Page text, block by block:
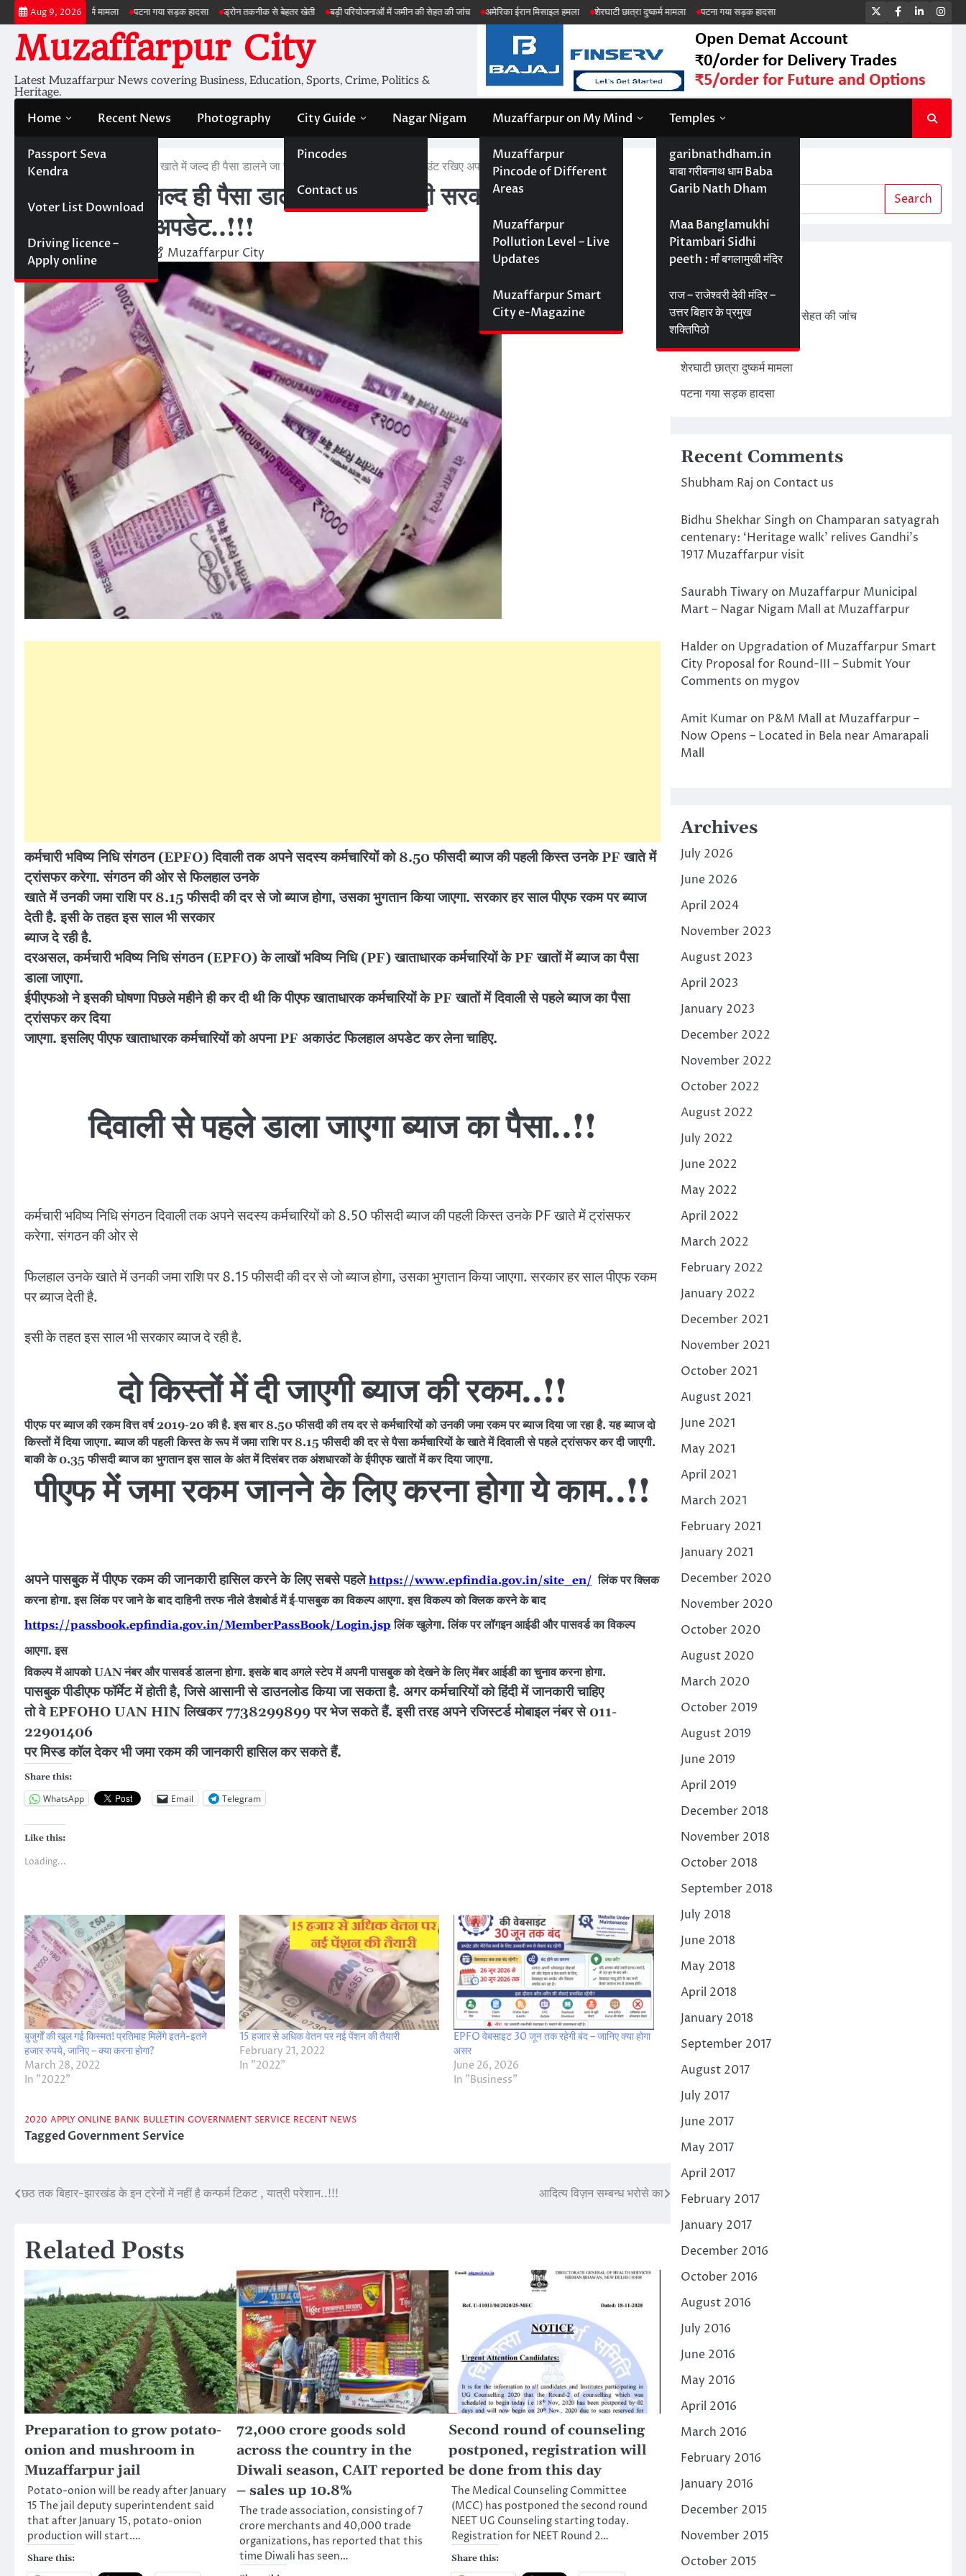
Skip
to
content
Aug 9, 2026
दुष्कर्म मामला पटना गया सड़क हादसा ड्रोन तकनीक से बेहतर खेती बड़ी परियोजनाओं में जमीन की सेहत की जांच अमेरिका ईरान मिसाइल हमला शेरघाटी छात्रा दुष्कर्म मामला पटना गया सड़क हादसा Twitter
Facebook
LinkedIn
Muzaffarpur City
Latest Muzaffarpur News covering Business, Education, Sports, Crime, Politics &
Heritage.
Home
Passport Seva
Kendra
Voter List Download
Driving licence –
Apply online
Recent News Photography City Guide
Pincodes
Contact us
Nagar Nigam Muzaffarpur on My Mind
Muzaffarpur
Pincode of Different
Areas
Muzaffarpur
Pollution Level – Live
Updates
Muzaffarpur Smart
City e-Magazine
Temples
garibnathdham.in
बाबा गरीबनाथ धाम Baba
Garib Nath Dham
Maa Banglamukhi
Pitambari Sidhi
peeth : माँ बगलामुखी मंदिर
राज – राजेश्वरी देवी मंदिर –
उत्तर बिहार के प्रमुख
शक्तिपिठो
Home आपके खाते में जल्द ही पैसा डालने जा रही है मोदी सरकार, अपना PF अकाउंट रखिए अपडेट..!!!
आपके खाते में जल्द ही पैसा डालने जा रही है मोदी सरकार, अपना PF
अकाउंट रखिए अपडेट..!!!
November 6, 2020 Muzaffarpur City
कर्मचारी भविष्य निधि संगठन (EPFO) दिवाली तक अपने सदस्य कर्मचारियों को 8.50 फीसदी ब्याज की पहली किस्त उनके PF खाते में
ट्रांसफर करेगा. संगठन की ओर से फिलहाल उनके
खाते में उनकी जमा राशि पर 8.15 फीसदी की दर से जो ब्याज होगा, उसका भुगतान किया जाएगा. सरकार हर साल पीएफ रकम पर ब्याज
देती है. इसी के तहत इस साल भी सरकार
ब्याज दे रही है.
दरअसल, कर्मचारी भविष्य निधि संगठन (EPFO) के लाखों भविष्य निधि (PF) खाताधारक कर्मचारियों के PF खातों में ब्याज का पैसा
डाला जाएगा.
ईपीएफओ ने इसकी घोषणा पिछले महीने ही कर दी थी कि पीएफ खाताधारक कर्मचारियों के PF खातों में दिवाली से पहले ब्याज का पैसा
ट्रांसफर कर दिया
जाएगा. इसलिए पीएफ खाताधारक कर्मचारियों को अपना PF अकाउंट फिलहाल अपडेट कर लेना चाहिए.
दिवाली से पहले डाला जाएगा ब्याज का पैसा..!!
कर्मचारी भविष्य निधि संगठन दिवाली तक अपने सदस्य कर्मचारियों को 8.50 फीसदी ब्याज की पहली किस्त उनके PF खाते में ट्रांसफर
करेगा. संगठन की ओर से
फिलहाल उनके खाते में उनकी जमा राशि पर 8.15 फीसदी की दर से जो ब्याज होगा, उसका भुगतान किया जाएगा. सरकार हर साल पीएफ रकम
पर ब्याज देती है.
इसी के तहत इस साल भी सरकार ब्याज दे रही है.
दो किस्तों में दी जाएगी ब्याज की रकम..!!
पीएफ पर ब्याज की रकम वित्त वर्ष 2019-20 की है. इस बार 8.50 फीसदी की तय दर से कर्मचारियों को उनकी जमा रकम पर ब्याज दिया जा रहा है. यह ब्याज दो
किस्तों में दिया जाएगा. ब्याज की पहली किस्त के रूप में जमा राशि पर 8.15 फीसदी की दर से पैसा कर्मचारियों के खाते में दिवाली से पहले ट्रांसफर कर दी जाएगी.
बाकी के 0.35 फीसदी ब्याज का भुगतान इस साल के अंत में दिसंबर तक अंशधारकों के ईपीएफ खातों में कर दिया जाएगा.
पीएफ में जमा रकम जानने के लिए करना होगा ये काम..!!
अपने पासबुक में पीएफ रकम की जानकारी हासिल करने के लिए सबसे पहलेhttps://www.epfindia.gov.in/site_en/ लिंक पर क्लिक
करना होगा. इस लिंक पर जाने के बाद दाहिनी तरफ नीले डैशबोर्ड में ई-पासबुक का विकल्प आएगा. इस विकल्प को क्‍लिक करने के बाद
https://passbook.epfindia.gov.in/MemberPassBook/Login.jsp लिंक खुलेगा. लिंक पर लॉगइन आईडी और पासवर्ड का विकल्प
आएगा. इस
विकल्प में आपको UAN नंबर और पासवर्ड डालना होगा. इसके बाद अगले स्‍टेप में अपनी पासबुक को देखने के लिए मेंबर आईडी का चुनाव करना होगा.
पासबुक पीडीएफ फॉर्मेट में होती है, जिसे आसानी से डाउनलोड किया जा सकता है. अगर कर्मचारियों को हिंदी में जानकारी चाहिए
तो वे EPFOHO UAN HIN लिखकर 7738299899 पर भेज सकते हैं. इसी तरह अपने रजिस्टर्ड मोबाइल नंबर से 011-
22901406
पर मिस्ड कॉल देकर भी जमा रकम की जानकारी हासिल कर सकते हैं.
Share this:
WhatsApp Email Telegram
Like this:
Loading...
बुजुर्गों की खुल गई किस्मत! प्रतिमाह मिलेंगे इतने-इतने
हजार रुपये, जानिए – क्या करना होगा?
March 28, 2022
In "2022"
15 हजार से अधिक वेतन पर नई पेंशन की तैयारी
February 21, 2022
In "2022"
EPFO वेबसाइट 30 जून तक रहेगी बंद – जानिए क्या होगा
असर
June 26, 2026
In "Business"
2020 APPLY ONLINE BANK BULLETIN GOVERNMENT SERVICE RECENT NEWS
TaggedGovernment Service
Post
छठ तक बिहार-झारखंड के इन ट्रेनों में नहीं है कन्फर्म टिकट , यात्री परेशान..!!! आदित्य विज़न सम्बन्ध भरोसे का
Related Posts
Preparation to grow potato-
onion and mushroom in
Muzaffarpur jail
Potato-onion will be ready after January
15 The jail deputy superintendent said
that after January 15, potato-onion
production will start.…
Share this:
72,000 crore goods sold
across the country in the
Diwali season, CAIT reported
– sales up 10.8%
The trade association, consisting of 7
crore merchants and 40,000 trade
organizations, has reported that this
time Diwali has seen…
Second round of counseling
postponed, registration will
be done from this day
The Medical Counseling Committee
(MCC) has postponed the second round
NEET UG Counseling starting today.
Registration for NEET Round 2…
Share this:
Search
Search
Recent Posts
ड्रोन तकनीक से बेहतर खेती
बड़ी परियोजनाओं में जमीन की सेहत की जांच
शेरघाटी छात्रा दुष्कर्म मामला
पटना गया सड़क हादसा
Recent Comments
Shubham Raj on Contact us
Bidhu Shekhar Singh on Champaran satyagrah
centenary: ‘Heritage walk’ relives Gandhi’s
1917 Muzaffarpur visit
Saurabh Tiwary on Muzaffarpur Municipal
Mart – Nagar Nigam Mall at Muzaffarpur
Halderon Upgradation of Muzaffarpur Smart
City Proposal for Round-III – Submit Your
Comments on mygov
Amit Kumaron P&M Mall at Muzaffarpur –
Now Opens – Located in Bela near Amarapali
Mall
Archives
July 2026
June 2026
April 2024
November 2023
August 2023
April 2023
January 2023
December 2022
November 2022
October 2022
August 2022
July 2022
June 2022
May 2022
April 2022
March 2022
February 2022
January 2022
December 2021
November 2021
October 2021
August 2021
June 2021
May 2021
April 2021
March 2021
February 2021
January 2021
December 2020
November 2020
October 2020
August 2020
March 2020
October 2019
August 2019
June 2019
April 2019
December 2018
November 2018
October 2018
September 2018
July 2018
June 2018
May 2018
April 2018
January 2018
September 2017
August 2017
July 2017
June 2017
May 2017
April 2017
February 2017
January 2017
December 2016
October 2016
August 2016
July 2016
June 2016
May 2016
April 2016
March 2016
February 2016
January 2016
December 2015
November 2015
October 2015